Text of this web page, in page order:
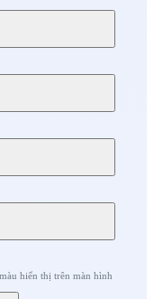
hiển thị trên màn hình